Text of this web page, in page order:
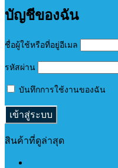
บัญชีของฉัน
ชื่อผู้ใช้หรือที่อยู่อีเมล
รหัสผ่าน
บันทึกการใช้งานของฉัน
สินค้าที่ดูล่าสุด